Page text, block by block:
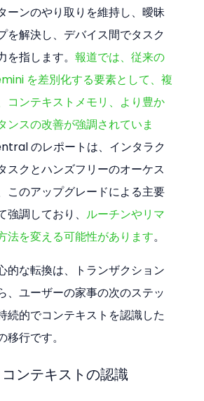
ーンのやり取りを維持し、曖昧
を解決し、デバイス間でタスク
を指します。報道では、従来の
を差別化する要素として、複
コンテキストメモリ、より豊か
ンスの改善が強調されていま
のレポートは、インタラク
スクとハンズフリーのオーケス
このアップグレードによる主要
強調しており、ルーチンやリマ
法を変える可能性があります。
的な転換は、トランザクション
、ユーザーの家事の次のステッ
続的でコンテキストを認識した
行です。
ンテキストの認識